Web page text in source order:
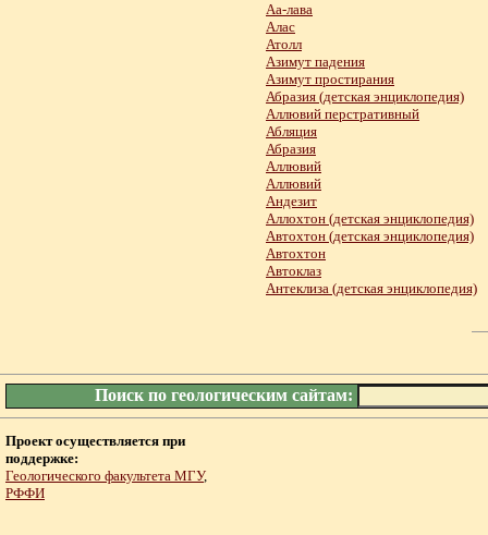
Аа-лава
Алас
Атолл
Азимут падения
Азимут простирания
Абразия (детская энциклопедия)
Аллювий перстративный
Абляция
Абразия
Аллювий
Аллювий
Андезит
Аллохтон (детская энциклопедия)
Автохтон (детская энциклопедия)
Автохтон
Автоклаз
Антеклиза (детская энциклопедия)
Поиск по геологическим сайтам:
Проект осуществляется при
поддержке:
Геологического факультета МГУ,
РФФИ